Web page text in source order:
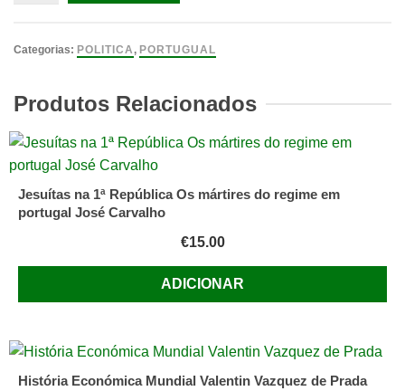
Salgado
Quatro
Causas
Categorias: POLITICA , PORTUGUAL
Produtos Relacionados
Jesuítas na 1ª República Os mártires do regime em
portugal José Carvalho
€15.00
ADICIONAR
História Económica Mundial Valentin Vazquez de Prada